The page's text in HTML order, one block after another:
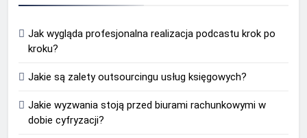
Jak wygląda profesjonalna realizacja podcastu krok po
kroku?
Jakie są zalety outsourcingu usług księgowych?
Jakie wyzwania stoją przed biurami rachunkowymi w
dobie cyfryzacji?